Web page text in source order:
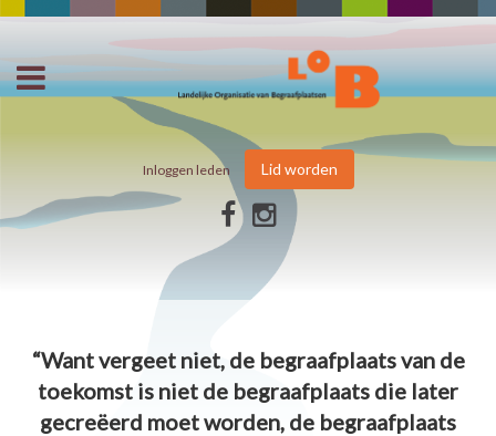
Inloggen leden Lid worden
“Want vergeet niet, de begraafplaats van de
toekomst is niet de begraafplaats die later
gecreëerd moet worden, de begraafplaats